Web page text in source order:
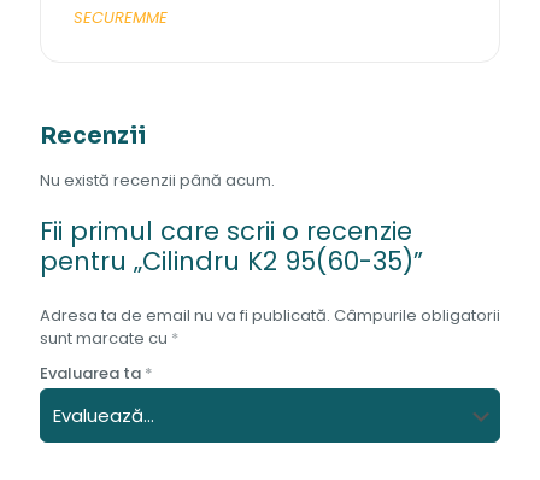
SECUREMME
Recenzii
Nu există recenzii până acum.
Fii primul care scrii o recenzie
pentru „Cilindru K2 95(60-35)”
Adresa ta de email nu va fi publicată. Câmpurile obligatorii
sunt marcate cu *
Evaluarea ta *